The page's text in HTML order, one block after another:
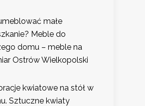
małe
Meble do
domu – meble na
Ostrów Wielkopolski
kwiatowe na stół w
Sztuczne kwiaty